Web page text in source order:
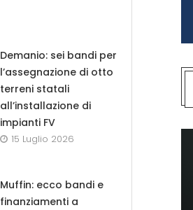
Demanio: sei bandi per
l’assegnazione di otto
terreni statali
all’installazione di
impianti FV
15 Luglio 2026
Muffin: ecco bandi e
finanziamenti a